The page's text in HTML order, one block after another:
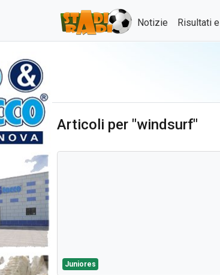
Notizie Risultati
Articoli per "windsurf"
Juniores